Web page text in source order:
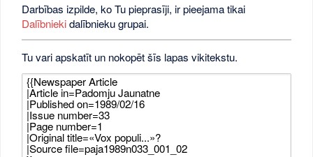
Darbības izpilde, ko Tu pieprasīji, ir pieejama tikai
Dalībniekidalībnieku grupai.
Tu vari apskatīt un nokopēt šīs lapas vikitekstu.